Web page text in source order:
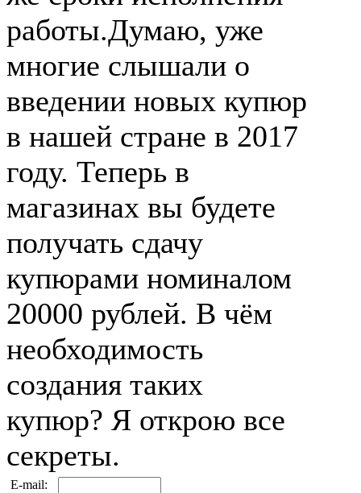
работы.Думаю, уже
многие слышали о
введении новых купюр
в нашей стране в 2017
году. Теперь в
магазинах вы будете
получать сдачу
купюрами номиналом
20000 рублей. В чём
необходимость
создания таких
купюр? Я открою все
секреты.
E-mail: